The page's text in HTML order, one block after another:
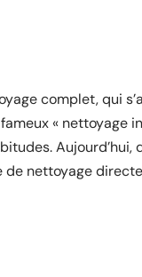
complet, qui
« nettoyage
nettoyage